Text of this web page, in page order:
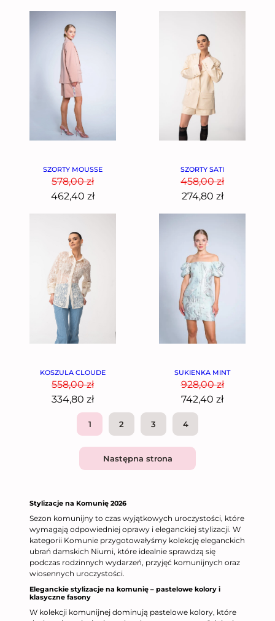
SZORTY MOUSSE
578,00zł
462,40 zł
SZORTY SATI
458,00zł
274,80 zł
KOSZULA CLOUDE
558,00zł
334,80 zł
SUKIENKA MINT
928,00zł
742,40 zł
1 2 3 4
Następna strona
Stylizacje na Komunię 2026
Sezon komunijny to czas wyjątkowych uroczystości, które
wymagają odpowiedniej oprawy i eleganckiej stylizacji. W
kategorii Komunie przygotowałyśmy kolekcję eleganckich
ubrań damskich Niumi, które idealnie sprawdzą się
podczas rodzinnych wydarzeń, przyjęć komunijnych oraz
wiosennych uroczystości.
Eleganckie stylizacje na komunię – pastelowe kolory i
klasyczne fasony
W kolekcji komunijnej dominują pastelowe kolory, które